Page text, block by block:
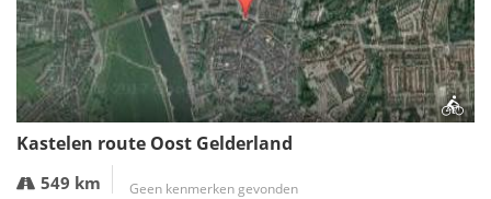
Kastelen route Oost Gelderland
549 km Geen kenmerken gevonden